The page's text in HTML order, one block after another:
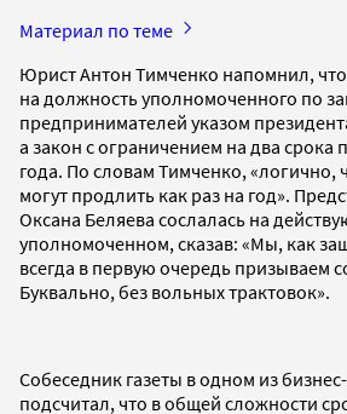
Материал по теме
Юрист Антон Тимченко напомнил,
на должность уполномоченного по
предпринимателей указом
а закон с ограничением на два срока
года. По словам Тимченко, «логично,
могут продлить как раз на год».
Оксана Беляева сослалась на
уполномоченном, сказав: «Мы, как
всегда в первую очередь призываем
Буквально, без вольных трактовок».
Собеседник газеты в одном из
подсчитал, что в общей сложности